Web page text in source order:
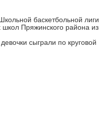
баскетбольной лиги
Пряжинского района из
сыграли по круговой